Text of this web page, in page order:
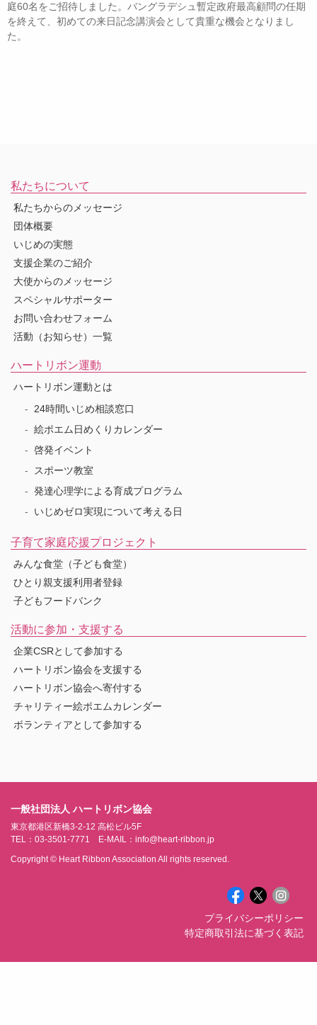
庭60名をご招待しました。バングラデシュ暫定政府最高顧問の任期
を終えて、初めての来日記念講演会として貴重な機会となりまし
た。
私たちについて
私たちからのメッセージ
団体概要
いじめの実態
支援企業のご紹介
大使からのメッセージ
スペシャルサポーター
お問い合わせフォーム
活動（お知らせ）一覧
ハートリボン運動
ハートリボン運動とは
24時間いじめ相談窓口
絵ポエム日めくりカレンダー
啓発イベント
スポーツ教室
発達心理学による育成プログラム
いじめゼロ実現について考える日
子育て家庭応援プロジェクト
みんな食堂（子ども食堂）
ひとり親支援利用者登録
子どもフードバンク
活動に参加・支援する
企業CSRとして参加する
ハートリボン協会を支援する
ハートリボン協会へ寄付する
チャリティー絵ポエムカレンダー
ボランティアとして参加する
一般社団法人 ハートリボン協会
東京都港区新橋3-2-12 高松ビル5F
TEL：03-3501-7771 E-MAIL：info@heart-ribbon.jp
Copyright © Heart Ribbon Association All rights reserved.
プライバシーポリシー
特定商取引法に基づく表記